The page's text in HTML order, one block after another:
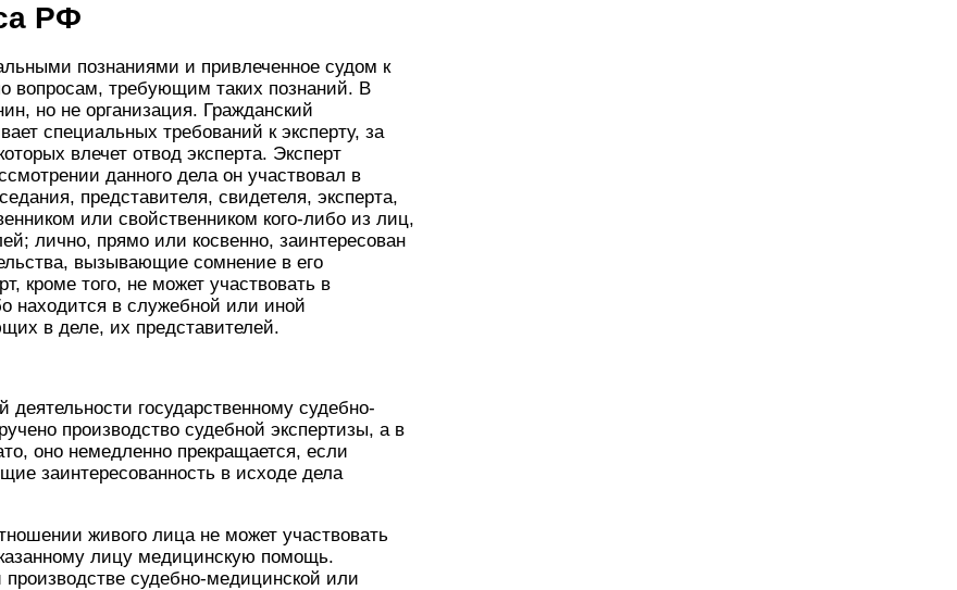
РФ
познаниями и привлеченное судом к
вопросам, требующим таких познаний. В
но не организация. Гражданский
специальных требований к эксперту, за
влечет отвод эксперта. Эксперт
данного дела он участвовал в
представителя, свидетеля, эксперта,
или свойственником кого-либо из лиц,
лично, прямо или косвенно, заинтересован
вызывающие сомнение в его
кроме того, не может участвовать в
находится в служебной или иной
в деле, их представителей.
деятельности государственному судебно-
производство судебной экспертизы, а в
оно немедленно прекращается, если
заинтересованность в исходе дела
живого лица не может участвовать
лицу медицинскую помощь.
производстве судебно-медицинской или